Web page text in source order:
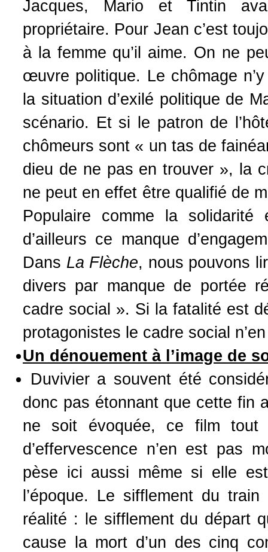
Jacques, Mario et Tintin
propriétaire. Pour Jean c’est
à la femme qu’il aime. On ne
œuvre politique. Le chômage
la situation d’exilé politique de
scénario. Et si le patron de
chômeurs sont « un tas de
dieu de ne pas en trouver », la
ne peut en effet être qualifié de
Populaire comme la
d’ailleurs ce manque
Dans La Flèche, nous pouvons
divers par manque de portée
cadre social ». Si la fatalité est
protagonistes le cadre social
Un dénouement à l’image de
Duvivier a souvent été
donc pas étonnant que cette fin
ne soit évoquée, ce film tout
d’effervescence n’en est pas
pèse ici aussi même si elle
l’époque. Le sifflement du
réalité : le sifflement du départ
cause la mort d’un des cinq